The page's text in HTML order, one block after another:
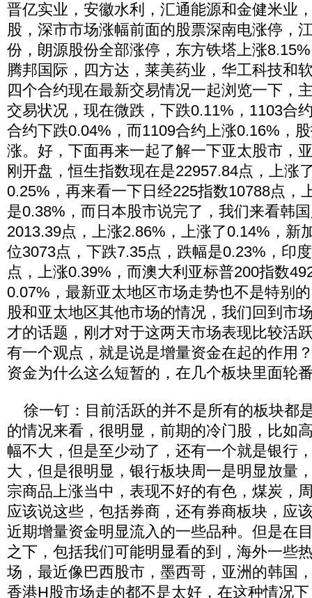
晋亿实业，安徽水利，汇通能源和金健米业
股，深市市场涨幅前面的股票深南电涨停，
份，朗源股份全部涨停，东方铁塔上涨
腾邦国际，四方达，莱美药业，华工科技和
四个合约现在最新交易情况一起浏览一下，
交易状况，现在微跌，下跌0.11%，1103合
合约下跌0.04%，而1109合约上涨0.16%，
涨。好，下面再来一起了解一下亚太股市，
刚开盘，恒生指数现在是22957.84点，上涨
0.25%，再来看一下日经225指数10788点，
是0.38%，而日本股市说完了，我们来看韩
2013.39点，上涨2.86%，上涨了0.14%，新
位3073点，下跌7.35点，跌幅是0.23%，印
点，上涨0.39%，而澳大利亚标普200指数
0.07%，最新亚太地区市场走势也不是特别
股和亚太地区其他市场的情况，我们回到市
才的话题，刚才对于这两天市场表现比较活
有一个观点，就是说是增量资金在起的作用
资金为什么这么短暂的，在几个板块里面轮
徐一钉：目前活跃的并不是所有的板块都
的情况来看，很明显，前期的冷门股，比如
幅不大，但是至少动了，还有一个就是银行
大，但是很明显，银行板块周一是明显放量
宗商品上涨当中，表现不好的有色，煤炭，
应该说这些，包括券商，还有券商板块，应
近期增量资金明显流入的一些品种。但是在
之下，包括我们可能明显看的到，海外一些
场，最近像巴西股市，墨西哥，亚洲的韩国
香港H股市场走的都不是太好，在这种情况